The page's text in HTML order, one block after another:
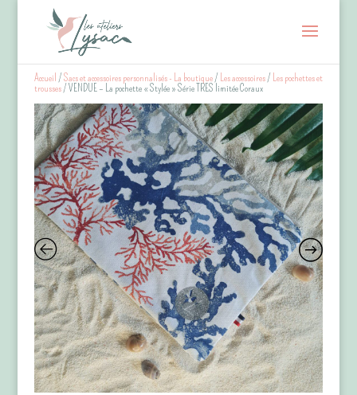
Accueil / Sacs et accessoires personnalisés - La boutique/ Les accessoires/ Les pochettes et
trousses/ VENDUE – La pochette « Stylée » Série TRES limitée Coraux